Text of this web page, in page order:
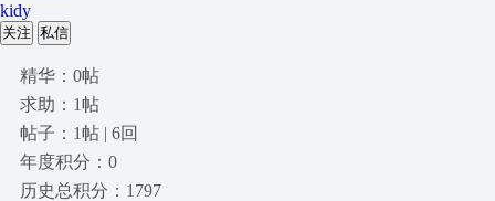
kidy
关注 私信
精华：0帖
求助：1帖
帖子：1帖 | 6回
年度积分：0
历史总积分：1797